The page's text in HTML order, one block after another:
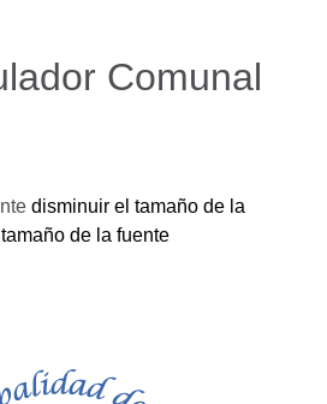
Comunal
disminuir el tamaño de la
de la fuente